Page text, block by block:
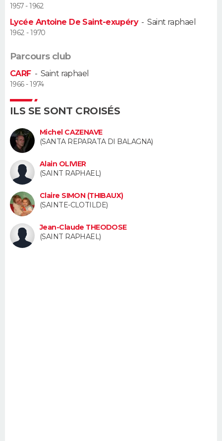
Alimentation
Guide de la santé
Maladies
Médicaments
Sommeil
VOYAGE
GUIDES D'ACHAT
CARTE DE VOEUX
Carte de Noël
Carte Bonne année
Carte Saint-Valentin
Carte Pâques
Carte d'anniversaire
DICTIONNAIRE
PROGRAMME TV
COPAINS D'AVANT
S'inscrire
Se connecter
Lycées
Collèges
Primaires
Universités
Entreprises
Service militaire
Avis de recherche
AVIS DE DÉCÈS
FORUM
Bricolage
Lifestyle
Culture
Sport
Auto
Television
Voyage
Cinema
1957 - 1962
Lycée Antoine De Saint-exupéry-Saint raphael
1962 - 1970
Parcours club
CARF- Saint raphael
1966 - 1974
ILS SE SONT CROISÉS
Michel CAZENAVE
(SANTA REPARATA DI BALAGNA)
Alain OLIVIER
(SAINT RAPHAEL)
Claire SIMON (THIBAUX)
(SAINTE-CLOTILDE)
Jean-Claude THEODOSE
(SAINT RAPHAEL)